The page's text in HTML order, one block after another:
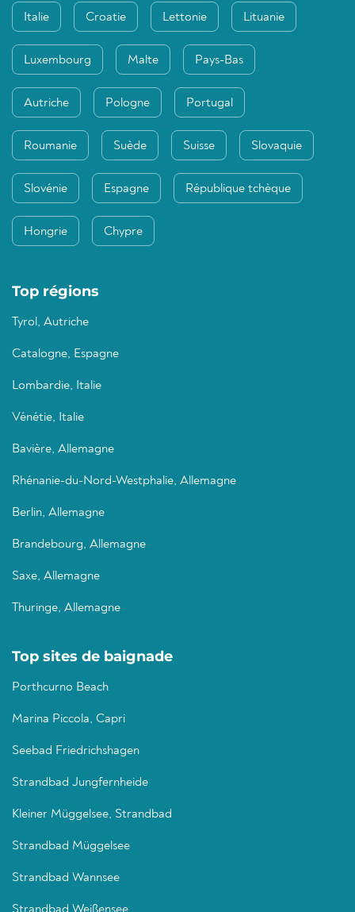
Italie Croatie Lettonie Lituanie
Luxembourg Malte Pays-Bas
Autriche Pologne Portugal
Roumanie Suède Suisse Slovaquie
Slovénie Espagne République tchèque
Hongrie Chypre
Top régions
Tyrol, Autriche
Catalogne, Espagne
Lombardie, Italie
Vénétie, Italie
Bavière, Allemagne
Rhénanie-du-Nord-Westphalie, Allemagne
Berlin, Allemagne
Brandebourg, Allemagne
Saxe, Allemagne
Thuringe, Allemagne
Top sites de baignade
Porthcurno Beach
Marina Piccola, Capri
Seebad Friedrichshagen
Strandbad Jungfernheide
Kleiner Müggelsee, Strandbad
Strandbad Müggelsee
Strandbad Wannsee